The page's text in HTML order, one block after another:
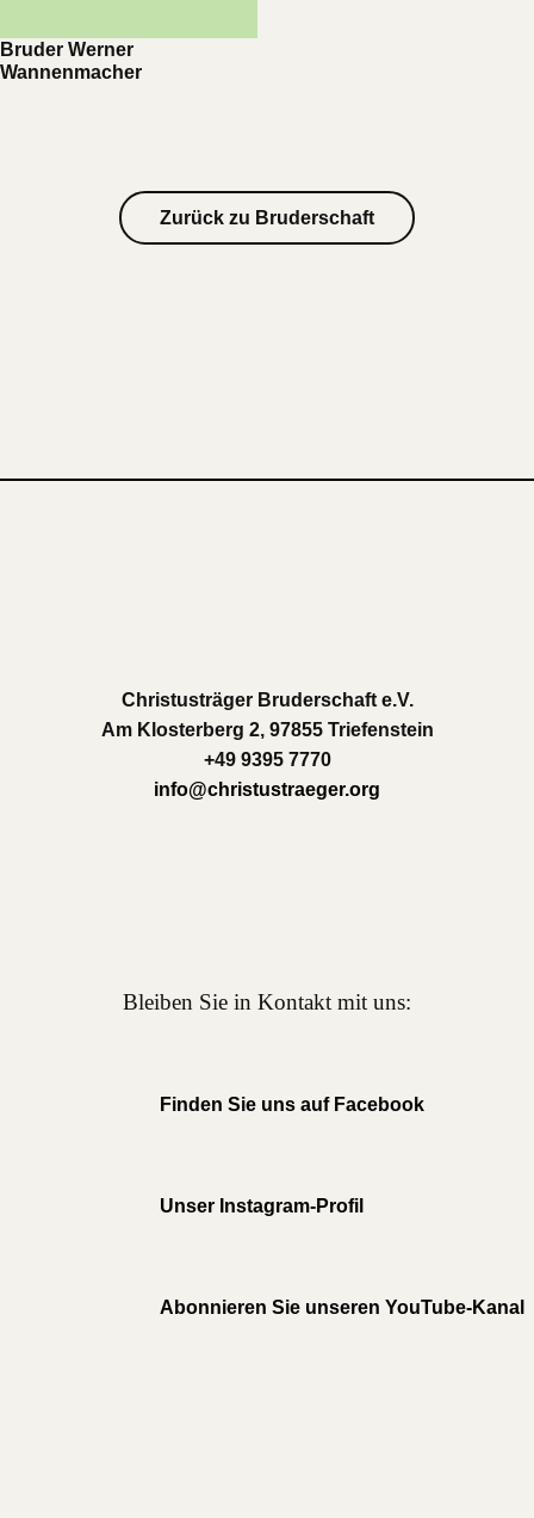
Bruder Werner
Wannenmacher
Zurück zu Bruderschaft
Christusträger Bruderschaft e.V.
Am Klosterberg 2, 97855 Triefenstein
+49 9395 7770
info@christustraeger.org
Bleiben Sie in Kontakt mit uns:
Finden Sie uns auf Facebook
Unser Instagram-Profil
Abonnieren Sie unseren YouTube-Kanal